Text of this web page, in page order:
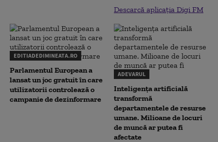
Descarcă aplicația Digi FM
EDITIADEDIMINEATA.RO
Parlamentul European a
lansat un joc gratuit în care
utilizatorii controlează o
campanie de dezinformare
ADEVARUL
Inteligența artificială
transformă
departamentele de resurse
umane. Milioane de locuri
de muncă ar putea fi
afectate